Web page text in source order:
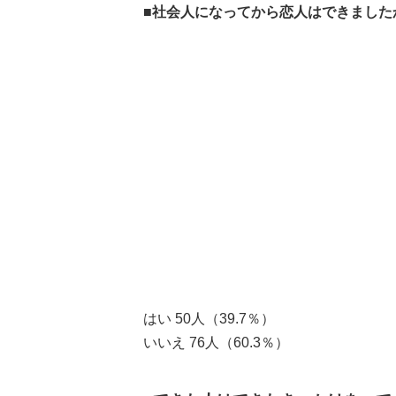
■社会人になってから恋人はできました
はい 50人（39.7％）
いいえ 76人（60.3％）